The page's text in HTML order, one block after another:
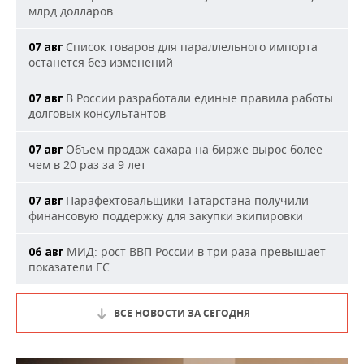
млрд долларов
07 авг Список товаров для параллельного импорта
останется без изменений
07 авг В России разработали единые правила работы
долговых консультантов
07 авг Объем продаж сахара на бирже вырос более
чем в 20 раз за 9 лет
07 авг Парафехтовальщики Татарстана получили
финансовую поддержку для закупки экипировки
06 авг МИД: рост ВВП России в три раза превышает
показатели ЕС
ВСЕ НОВОСТИ ЗА СЕГОДНЯ